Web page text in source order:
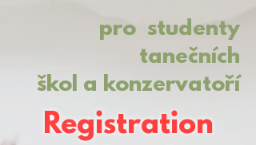
pro studenty
tanečních
škol a konzervatoří
Registration